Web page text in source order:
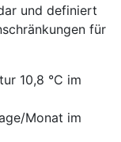
und definiert
für
10,8 °C im
Monat im